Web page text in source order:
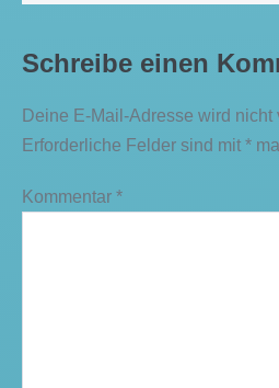
Schreibe einen
Deine E-Mail-Adresse wird nicht
Erforderliche Felder sind mit *
Kommentar *